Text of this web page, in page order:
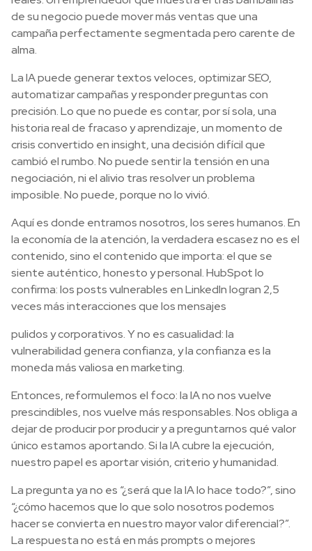
de su negocio puede mover más ventas que una
campaña perfectamente segmentada pero carente de
alma.
La IA puede generar textos veloces, optimizar SEO,
automatizar campañas y responder preguntas con
precisión. Lo que no puede es contar, por sí sola, una
historia real de fracaso y aprendizaje, un momento de
crisis convertido en insight, una decisión difícil que
cambió el rumbo. No puede sentir la tensión en una
negociación, ni el alivio tras resolver un problema
imposible. No puede, porque no lo vivió.
Aquí es donde entramos nosotros, los seres humanos. En
la economía de la atención, la verdadera escasez no es el
contenido, sino el contenido que importa: el que se
siente auténtico, honesto y personal. HubSpot lo
confirma: los posts vulnerables en LinkedIn logran 2,5
veces más interacciones que los mensajes
pulidos y corporativos. Y no es casualidad: la
vulnerabilidad genera confianza, y la confianza es la
moneda más valiosa en marketing.
Entonces, reformulemos el foco: la IA no nos vuelve
prescindibles, nos vuelve más responsables. Nos obliga a
dejar de producir por producir y a preguntarnos qué valor
único estamos aportando. Si la IA cubre la ejecución,
nuestro papel es aportar visión, criterio y humanidad.
La pregunta ya no es “¿será que la IA lo hace todo?”, sino
“¿cómo hacemos que lo que solo nosotros podemos
hacer se convierta en nuestro mayor valor diferencial?”.
La respuesta no está en más prompts o mejores